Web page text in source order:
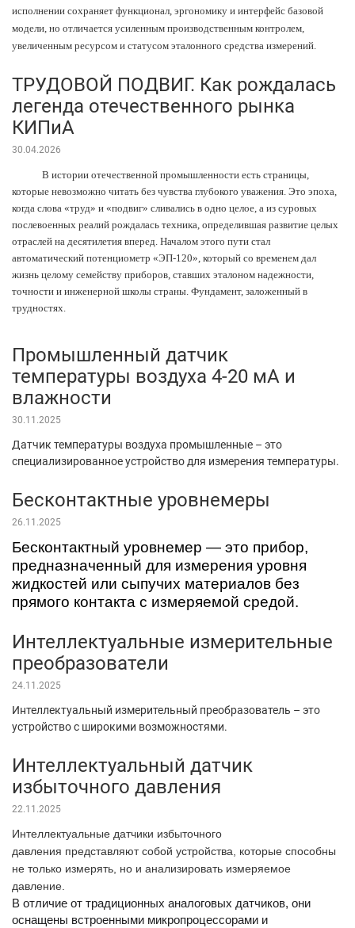
исполнении сохраняет функционал, эргономику и интерфейс базовой
модели, но отличается усиленным производственным контролем,
увеличенным ресурсом и статусом эталонного средства измерений.
ТРУДОВОЙ ПОДВИГ. Как рождалась
легенда отечественного рынка
КИПиА
30.04.2026
В истории отечественной промышленности есть страницы,
которые невозможно читать без чувства глубокого уважения. Это эпоха,
когда слова «труд» и «подвиг» сливались в одно целое, а из суровых
послевоенных реалий рождалась техника, определившая развитие целых
отраслей на десятилетия вперед. Началом этого пути стал
автоматический потенциометр «ЭП-120», который со временем дал
жизнь целому семейству приборов, ставших эталоном надежности,
точности и инженерной школы страны. Фундамент, заложенный в
трудностях.
Промышленный датчик
температуры воздуха 4-20 мА и
влажности
30.11.2025
Датчик температуры воздуха промышленные – это
специализированное устройство для измерения температуры.
Бесконтактные уровнемеры
26.11.2025
Бесконтактный уровнемер — это прибор,
предназначенный для измерения уровня
жидкостей или сыпучих материалов без
прямого контакта с измеряемой средой.
Интеллектуальные измерительные
преобразователи
24.11.2025
Интеллектуальный измерительный преобразователь – это
устройство с широкими возможностями.
Интеллектуальный датчик
избыточного давления
22.11.2025
Интеллектуальные датчики избыточного
давления представляют собой устройства, которые способны
не только измерять, но и анализировать измеряемое
давление.
В отличие от традиционных аналоговых датчиков, они
оснащены встроенными микропроцессорами и